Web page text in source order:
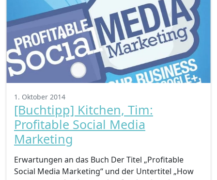
1. Oktober 2014
[Buchtipp] Kitchen, Tim:
Profitable Social Media
Marketing
Erwartungen an das Buch Der Titel „Profitable
Social Media Marketing“ und der Untertitel „How